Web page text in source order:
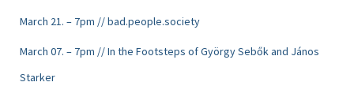
March 21. – 7pm // bad.people.society
March 07. – 7pm // In the Footsteps of György Sebők and János
Starker